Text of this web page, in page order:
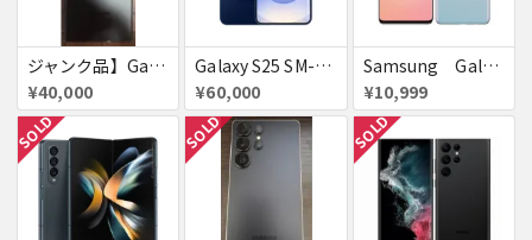
ジャンク品】Galaxy S23 Ultra 512GB (au版/SCG20)【AU赤ロム】
¥40,000
Galaxy S25 SM-S931Z ネイビー SoftBank 送料無料
¥60,000
Samsung Galaxyｓ１０ 有機EL ハイエンド
¥10,999
SOLD SOLD SOLD